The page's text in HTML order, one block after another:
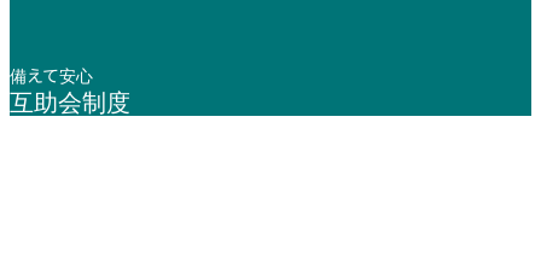
備えて安心
互助会制度